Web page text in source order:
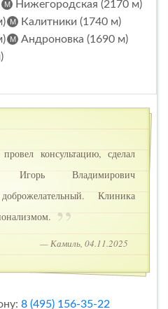
Нижегородская (2170 м)
Калитники (1740 м)
Андроновка (1690 м)
консультацию, сделал
Владимирович
Клиника
— Камиль, 04.11.2025
8 (495) 156-35-22